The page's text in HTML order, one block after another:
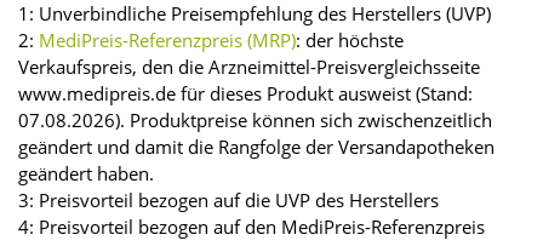
1: Unverbindliche Preisempfehlung des Herstellers (UVP)
2: MediPreis-Referenzpreis (MRP): der höchste
Verkaufspreis, den die Arzneimittel-Preisvergleichsseite
www.medipreis.de für dieses Produkt ausweist (Stand:
07.08.2026). Produktpreise können sich zwischenzeitlich
geändert und damit die Rangfolge der Versandapotheken
geändert haben.
3: Preisvorteil bezogen auf die UVP des Herstellers
4: Preisvorteil bezogen auf den MediPreis-Referenzpreis